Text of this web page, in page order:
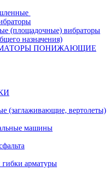
(площадочные) вибраторы
назначения)
ПОНИЖАЮЩИЕ
(заглаживающие, вертолеты)
машины
гибки арматуры